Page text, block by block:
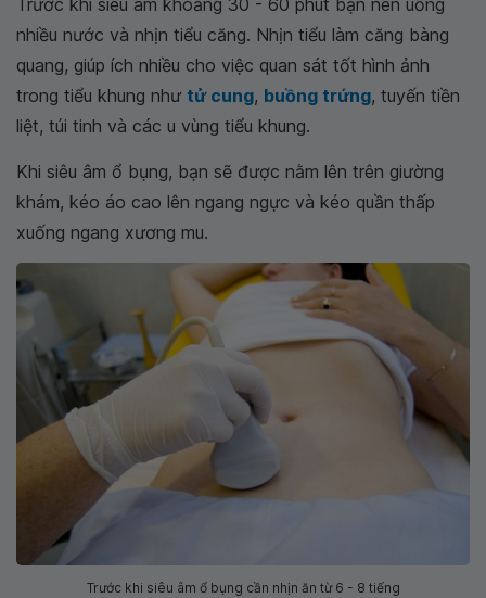
Trước khi siêu âm khoảng 30 - 60 phút bạn nên uống
nhiều nước và nhịn tiểu căng. Nhịn tiểu làm căng bàng
quang, giúp ích nhiều cho việc quan sát tốt hình ảnh
trong tiểu khung như tử cung, buồng trứng, tuyến tiền
liệt, túi tinh và các u vùng tiểu khung.
Khi siêu âm ổ bụng, bạn sẽ được nằm lên trên giường
khám, kéo áo cao lên ngang ngực và kéo quần thấp
xuống ngang xương mu.
Trước khi siêu âm ổ bụng cần nhịn ăn từ 6 - 8 tiếng